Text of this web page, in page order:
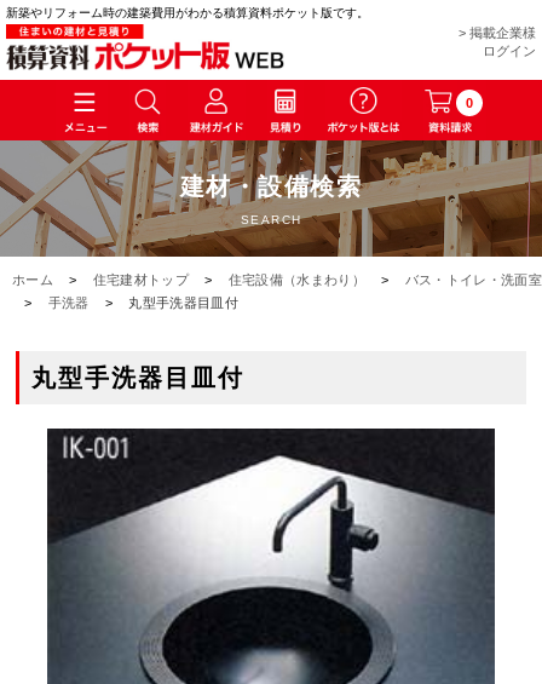
新築やリフォーム時の建築費用がわかる積算資料ポケット版です。
> 掲載企業様
ログイン
0
建材・設備検索
SEARCH
ホーム > 住宅建材トップ > 住宅設備（水まわり） >
バス・トイレ・洗面室
>
手洗器 > 丸型手洗器目皿付
丸型手洗器目皿付